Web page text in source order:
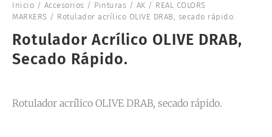
Inicio / Accesorios / Pinturas / AK / REAL COLORS
MARKERS / Rotulador acrílico OLIVE DRAB, secado rápido.
Rotulador Acrílico OLIVE DRAB,
Secado Rápido.
Rotulador acrílico OLIVE DRAB, secado rápido.